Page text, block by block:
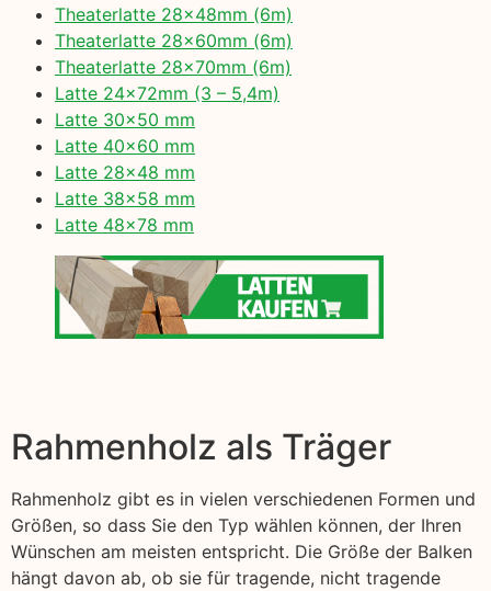
Theaterlatte 28x48mm (6m)
Theaterlatte 28x60mm (6m)
Theaterlatte 28x70mm (6m)
Latte 24x72mm (3 – 5,4m)
Latte 30×50 mm
Latte 40×60 mm
Latte 28×48 mm
Latte 38×58 mm
Latte 48×78 mm
Rahmenholz als Träger
Rahmenholz gibt es in vielen verschiedenen Formen und
Größen, so dass Sie den Typ wählen können, der Ihren
Wünschen am meisten entspricht. Die Größe der Balken
hängt davon ab, ob sie für tragende, nicht tragende